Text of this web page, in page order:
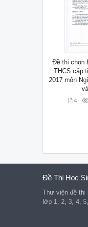
Đề thi chọn
THCS cấp
2017 môn
4
Đề Thi Học
Thư viện đề thi
lớp 1, 2, 3, 4,